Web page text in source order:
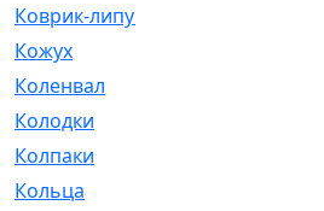
Коврик-липучка
Кожух
Коленвал
Колодки
Колпаки
Кольца